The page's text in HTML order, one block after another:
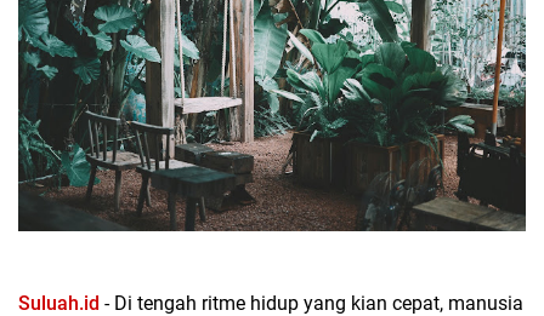
Suluah.id - Di tengah ritme hidup yang kian cepat, manusia